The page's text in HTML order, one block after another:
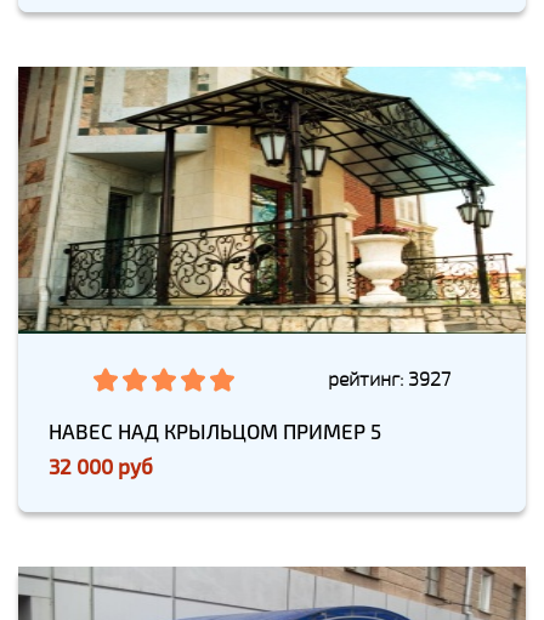
рейтинг: 3927
НАВЕС НАД КРЫЛЬЦОМ ПРИМЕР 5
32 000 руб